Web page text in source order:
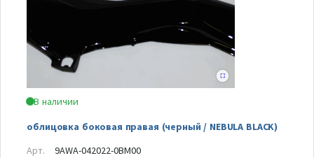
В наличии
облицовка боковая правая (черный / NEBULA BLACK)
Арт.
9AWA-042022-0BM00